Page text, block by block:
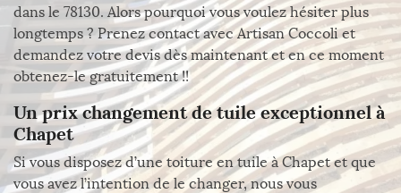
dans le 78130. Alors pourquoi vous voulez hésiter plus
longtemps ? Prenez contact avec Artisan Coccoli et
demandez votre devis dès maintenant et en ce moment
obtenez-le gratuitement !!
Un prix changement de tuile exceptionnel à
Chapet
Si vous disposez d’une toiture en tuile à Chapet et que
vous avez l’intention de le changer, nous vous